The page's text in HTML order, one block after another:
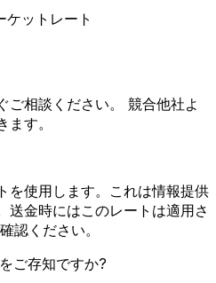
ケットレート
ご相談ください。 競合他社よ
す。
を使用します。これは情報提供
送金時にはこのレートは適用さ
認ください。
ご存知ですか?